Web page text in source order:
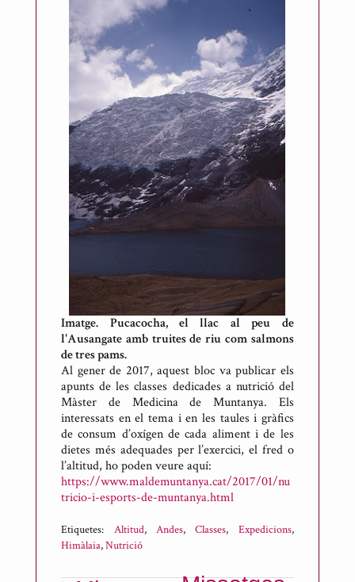
Imatge. Pucacocha, el llac al peu de
l'Ausangate amb truites de riu com salmons
de tres pams.
Al gener de 2017, aquest bloc va publicar els
apunts de les classes dedicades a nutrició del
Màster de Medicina de Muntanya. Els
interessats en el tema i en les taules i gràfics
de consum d’oxígen de cada aliment i de les
dietes més adequades per l’exercici, el fred o
l’altitud, ho poden veure aquí:
https://www.maldemuntanya.cat/2017/01/nu
tricio-i-esports-de-muntanya.html
Etiquetes: Altitud, Andes,Classes, Expedicions,
Himàlaia,Nutrició